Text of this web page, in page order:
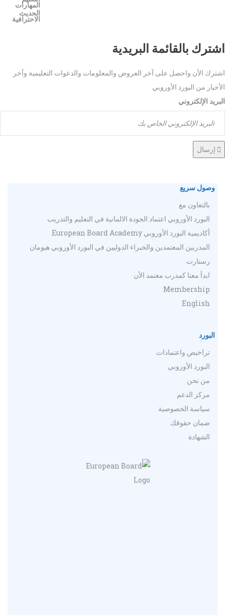
اشترك بالقائمة البريدية
اشترك الأن واحصل على آخر العروض والمعلومات والدعوات التعليمية وآخر
الأخبار من البورد الأوروبي
البريد الإلكتروني
إرسال
وصول سريع
بالتعاون مع
البورد الأوروبي اعتماد الجودة الالمانية في التعليم والتدريب
أكاديمية البورد الأوروبي European Board Academy
المدربين المعتمدين والخبراء الدوليين في البورد الأوروبي هيومان
رستارت
ابدأ معنا كمدرب معتمد الأن
Membership
English
البورد
تراخيص واعتمادات
البورد الأوروبي
من نحن
مركز الدعم
سياسة الخصوصية
ضمان حقوقك
الشهادة